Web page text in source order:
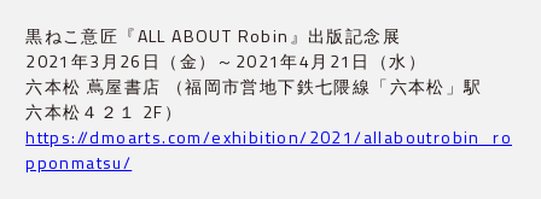
黒ねこ意匠『ALL ABOUT Robin』出版記念展
2021年3月26日（金）～2021年4月21日（水）
六本松 蔦屋書店 （福岡市営地下鉄七隈線「六本松」駅
六本松４２１ 2F）
https://dmoarts.com/exhibition/2021/allaboutrobin_ro
pponmatsu/